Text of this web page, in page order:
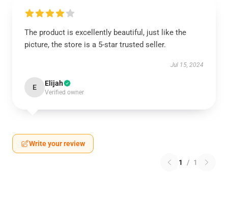
The product is excellently beautiful, just like the
picture, the store is a 5-star trusted seller.
Jul 15, 2024
E Elijah
Verified owner
Write your review
1 / 1